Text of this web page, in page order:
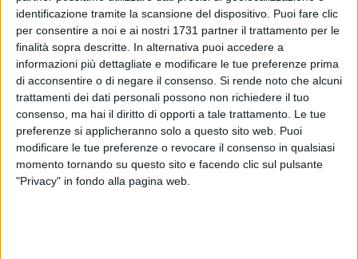
identificazione tramite la scansione del dispositivo. Puoi fare clic
per consentire a noi e ai nostri 1731 partner il trattamento per le
finalità sopra descritte. In alternativa puoi accedere a
informazioni più dettagliate e modificare le tue preferenze prima
di acconsentire o di negare il consenso. Si rende noto che alcuni
trattamenti dei dati personali possono non richiedere il tuo
consenso, ma hai il diritto di opporti a tale trattamento. Le tue
preferenze si applicheranno solo a questo sito web. Puoi
modificare le tue preferenze o revocare il consenso in qualsiasi
momento tornando su questo sito e facendo clic sul pulsante
"Privacy" in fondo alla pagina web.
Gli agenti della Metronotte di Ruvo hanno intercettato, nel
corso dei consueti controlli presso i fondi agricoli sulla
strada provinciale Bisceglie-Ruvo, un'auto in transito a
velocità sostenuta.
Sul veicolo, una Lancia Lybra evidentemente sovraccarica di
materiale, due individui a bordo entrambi incappucciati. Le
guardie particolari giurate hanno subito allertato le forze
dell'ordine e alla loro vista i malviventi sono
immediatamente scesi dal mezzo per darsi alla fuga nelle